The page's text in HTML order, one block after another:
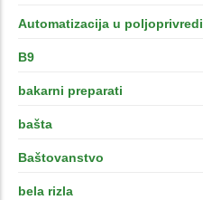
Automatizacija u poljoprivredi
B9
bakarni preparati
bašta
Baštovanstvo
bela rizla